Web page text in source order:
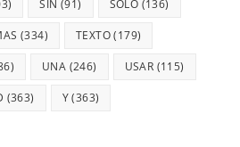
SIN (91) SOLO (136)
(334) TEXTO(179)
UNA (246) USAR (115)
(363) Y(363)